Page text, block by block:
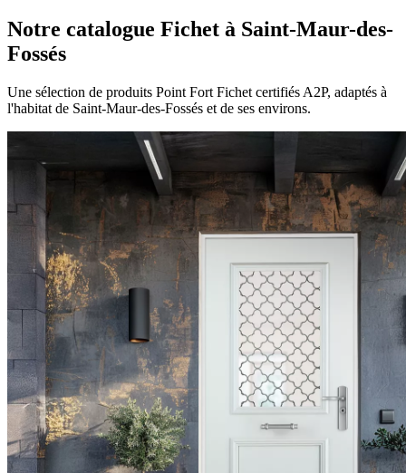
Notre catalogue Fichet à Saint-Maur-des-
Fossés
Une sélection de produits Point Fort Fichet certifiés A2P, adaptés à
l'habitat de Saint-Maur-des-Fossés et de ses environs.